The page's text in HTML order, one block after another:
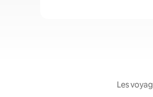
Les